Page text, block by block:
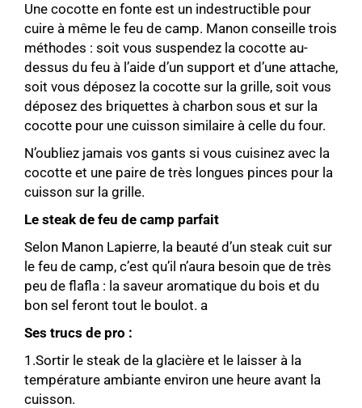
Une cocotte en fonte est un indestructible pour
cuire à même le feu de camp. Manon conseille trois
méthodes : soit vous suspendez la cocotte au-
dessus du feu à l’aide d’un support et d’une attache,
soit vous déposez la cocotte sur la grille, soit vous
déposez des briquettes à charbon sous et sur la
cocotte pour une cuisson similaire à celle du four.
N’oubliez jamais vos gants si vous cuisinez avec la
cocotte et une paire de très longues pinces pour la
cuisson sur la grille.
Le steak de feu de camp parfait
Selon Manon Lapierre, la beauté d’un steak cuit sur
le feu de camp, c’est qu’il n’aura besoin que de très
peu de flafla : la saveur aromatique du bois et du
bon sel feront tout le boulot. a
Ses trucs de pro :
1.Sortir le steak de la glacière et le laisser à la
température ambiante environ une heure avant la
cuisson.